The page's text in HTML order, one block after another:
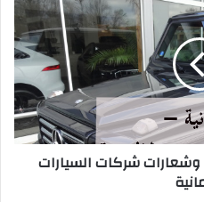
- وشعارات شركات السيارات